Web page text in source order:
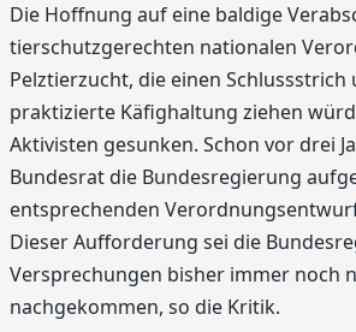
Die Hoffnung auf eine baldige
tierschutzgerechten nationalen
Pelztierzucht, die einen
praktizierte Käfighaltung ziehen
Aktivisten gesunken. Schon vor drei
Bundesrat die Bundesregierung
entsprechenden
Dieser Aufforderung sei die
Versprechungen bisher immer noch
nachgekommen, so die Kritik.